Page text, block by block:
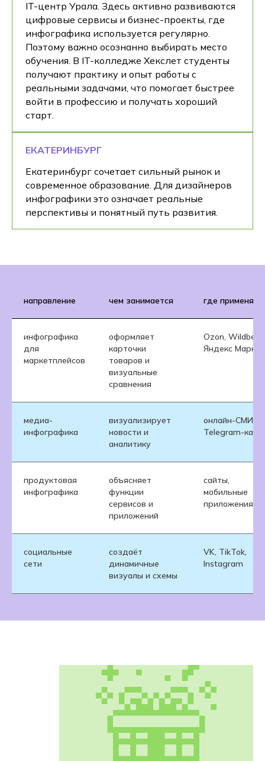
IT-центр Урала. Здесь активно развиваются
цифровые сервисы и бизнес-проекты, где
инфографика используется регулярно.
Поэтому важно осознанно выбирать место
обучения. В IT-колледже Хекслет студенты
получают практику и опыт работы с
реальными задачами, что помогает быстрее
войти в профессию и получать хороший
старт.
ЕКАТЕРИНБУРГ
Екатеринбург сочетает сильный рынок и
современное образование. Для дизайнеров
инфографики это означает реальные
перспективы и понятный путь развития.
направление чем занимается где
инфографика
для
маркетплейсов
оформляет
карточки
товаров и
визуальные
сравнения
Ozon,
Яндекс Маркет
медиа-
инфографика
визуализирует
новости и
аналитику
онлайн-СМИ,
Telegram-
продуктовая
инфографика
объясняет
функции
сервисов и
приложений
сайты,
мобильные
приложения
социальные
сети
создаёт
динамичные
визуалы и схемы
VK, TikTok,
Instagram